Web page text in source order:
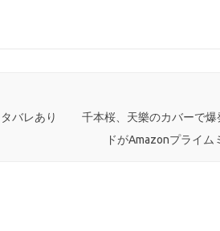
バレあり
千本桜、天樂のカバーで
ドがAmazonプライ